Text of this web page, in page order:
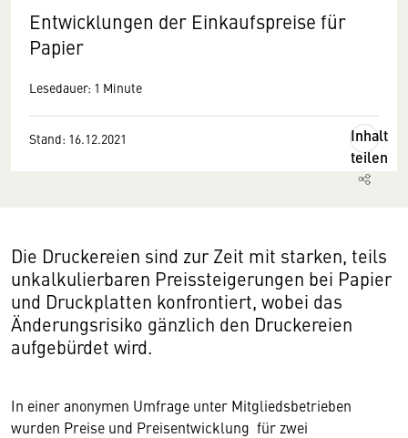
Entwicklungen der Einkaufspreise für
Papier
Lesedauer: 1 Minute
Stand: 16.12.2021
Inhalt
teilen
Die Druckereien sind zur Zeit mit starken, teils
unkalkulierbaren Preissteigerungen bei Papier
und Druckplatten konfrontiert, wobei das
Änderungsrisiko gänzlich den Druckereien
aufgebürdet wird.
In einer anonymen Umfrage unter Mitgliedsbetrieben
wurden Preise und Preisentwicklung für zwei